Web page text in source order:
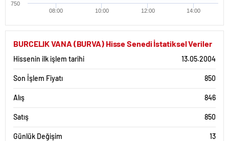
08:00 10:00 12:00 14:00
750
BURCELIK VANA (BURVA) Hisse Senedi İstatiksel Veriler
Hissenin ilk işlem tarihi 13.05.2004
Son İşlem Fiyatı 850
Alış 846
Satış 850
Günlük Değişim 13